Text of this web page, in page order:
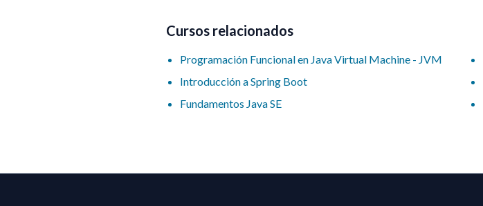
Cursos relacionados
Programación Funcional en Java Virtual Machine - JVM
Introducción a Spring Boot
Fundamentos Java SE